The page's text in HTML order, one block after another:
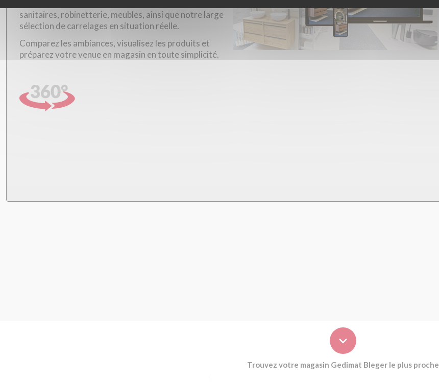
sanitaires, robinetterie, meubles, ainsi que notre large
sélection de carrelages en situation réelle.
Comparez les ambiances, visualisez les produits et
préparez votre venue en magasin en toute simplicité.
Trouvez votre magasin Gedimat Bleger le plus proche